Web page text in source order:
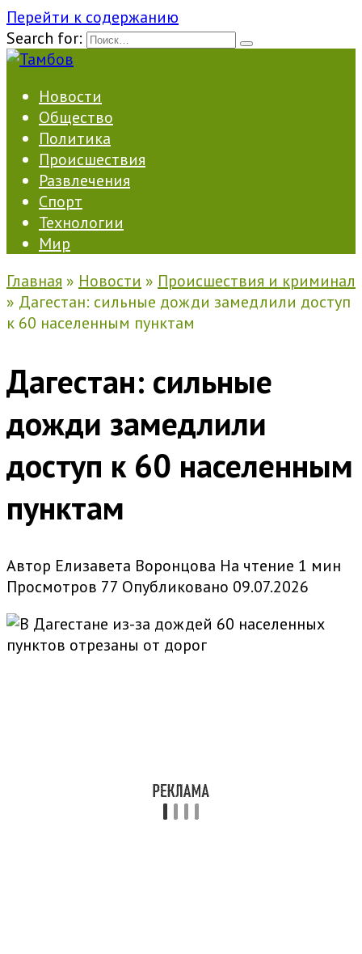
Перейти к содержанию
Search for:
Новости
Общество
Политика
Происшествия
Развлечения
Спорт
Технологии
Мир
Главная » Новости » Происшествия и криминал
» Дагестан: сильные дожди замедлили доступ
к 60 населенным пунктам
Дагестан: сильные
дожди замедлили
доступ к 60 населенным
пунктам
Автор Елизавета Воронцова На чтение 1 мин
Просмотров 77 Опубликовано 09.07.2026